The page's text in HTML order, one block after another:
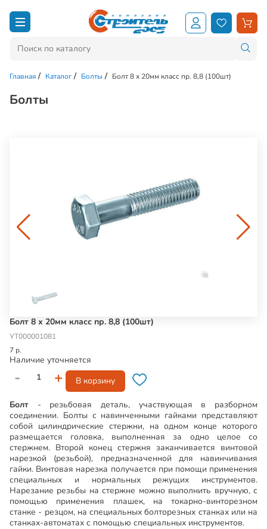
Главная Каталог Болты Болт 8 х 20мм класс пр. 8,8 (100шт)
Болты
Болт 8 х 20мм класс пр. 8,8 (100шт)
УТ000001081
7 р.
Наличие уточняется
- + В корзину
Болт - резьбовая деталь, участвующая в разборном
соединении. Болты с навинченными гайками представляют
собой цилиндрические стержни, на одном конце которого
размещается головка, выполненная за одно целое со
стержнем. Второй конец стержня заканчивается винтовой
нарезкой (резьбой), предназначенной для навинчивания
гайки. Винтовая нарезка получается при помощи применения
специальных и нормальных режущих инструментов.
Нарезание резьбы на стержне можно выполнить вручную, с
помощью применения плашек, на токарно-винторезном
станке - резцом, на специальных болторезных станках или на
станках-автоматах с помощью специальных инструментов.